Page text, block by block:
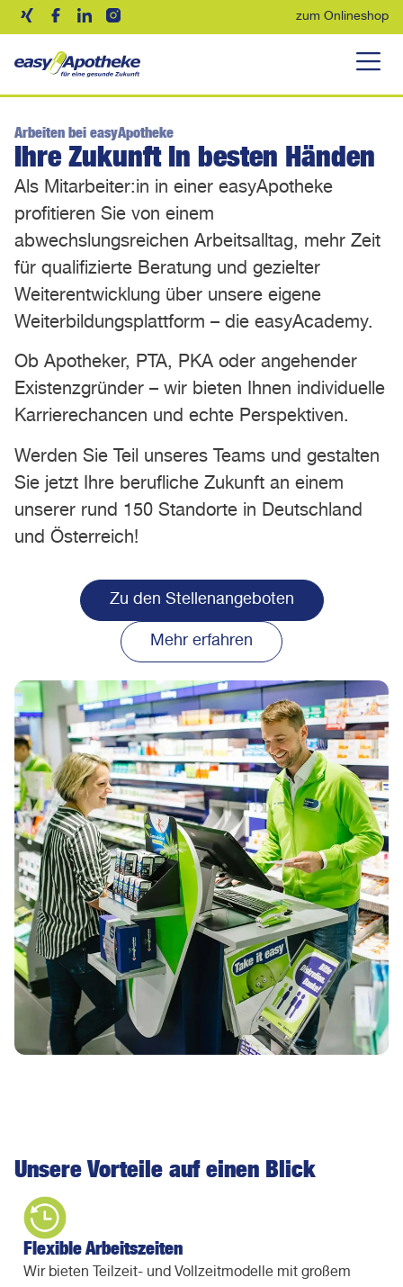
zum Onlineshop
Arbeiten bei easyApotheke
Ihre Zukunft in besten Händen
Als Mitarbeiter:in in einer easyApotheke
profitieren Sie von einem
abwechslungsreichen Arbeitsalltag, mehr Zeit
für qualifizierte Beratung und gezielter
Weiterentwicklung über unsere eigene
Weiterbildungsplattform – die easyAcademy.
Ob Apotheker, PTA, PKA oder angehender
Existenzgründer – wir bieten Ihnen individuelle
Karrierechancen und echte Perspektiven.
Werden Sie Teil unseres Teams und gestalten
Sie jetzt Ihre berufliche Zukunft an einem
unserer rund 150 Standorte in Deutschland
und Österreich!
Zu den Stellenangeboten
Mehr erfahren
Unsere Vorteile auf einen Blick
Flexible Arbeitszeiten
Wir bieten Teilzeit- und Vollzeitmodelle mit großem